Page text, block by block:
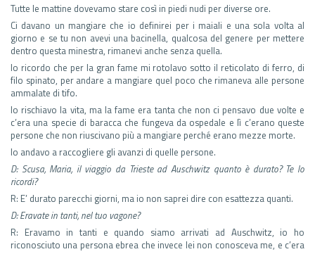
Tutte le mattine dovevamo stare così in piedi nudi per diverse ore.
Ci davano un mangiare che io definirei per i maiali e una sola volta al
giorno e se tu non avevi una bacinella, qualcosa del genere per mettere
dentro questa minestra, rimanevi anche senza quella.
Io ricordo che per la gran fame mi rotolavo sotto il reticolato di ferro, di
filo spinato, per andare a mangiare quel poco che rimaneva alle persone
ammalate di tifo.
Io rischiavo la vita, ma la fame era tanta che non ci pensavo due volte e
c’era una specie di baracca che fungeva da ospedale e lì c’erano queste
persone che non riuscivano più a mangiare perché erano mezze morte.
Io andavo a raccogliere gli avanzi di quelle persone.
D: Scusa, Maria, il viaggio da Trieste ad Auschwitz quanto è durato? Te lo
ricordi?
R: E’ durato parecchi giorni, ma io non saprei dire con esattezza quanti.
D: Eravate in tanti, nel tuo vagone?
R: Eravamo in tanti e quando siamo arrivati ad Auschwitz, io ho
riconosciuto una persona ebrea che invece lei non conosceva me, e c’era